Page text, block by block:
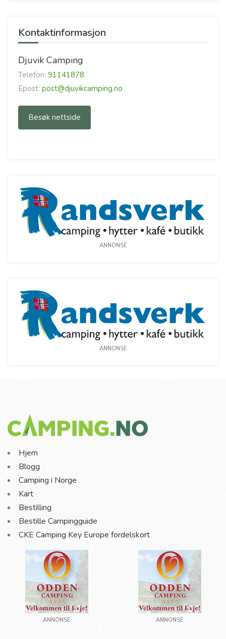
Kontaktinformasjon
Djuvik Camping
Telefon: 91141878
Epost: post@djuvikcamping.no
Besøk nettside
ANNONSE
ANNONSE
Hjem
Blogg
Camping i Norge
Kart
Bestilling
Bestille Campingguide
CKE Camping Key Europe fordelskort
ANNONSE ANNONSE